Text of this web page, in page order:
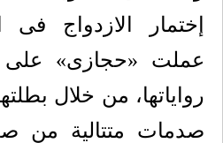
إختمار الازدواج
عملت «حجازى» على
رواياتها، من خلال
صدمات متتالية من